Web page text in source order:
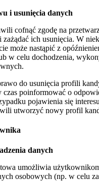
i usunięcia danych
cofnąć zgodę na
ich usunięcia. W
może nastąpić z
w celu dochodzenia,
do usunięcia profili
czas poinformować o
pojawienia się
utworzyć nowy profil
danych
umożliwia
osobowych (np. w celu